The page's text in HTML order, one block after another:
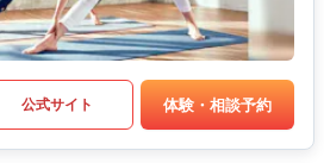
公式サイト 体験・相談予約